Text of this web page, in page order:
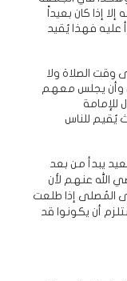
إذا كان بعيداً
فهذا يُقيد
وقت الصلاة ولا
وأن يجلس معهم
للإمامة
يُقيم للناس
يبدأ من بعد
الله عنهم لأن
المُصلى إذا طلعت
أن يكونوا قد